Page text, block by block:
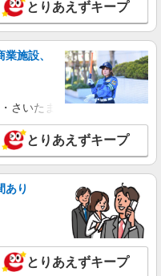
業少なめ☆住宅型有料の
〜400,000円 ・基本
円 ・資格手当：10,000〜
：10,000〜70,000円 ・処遇改
円（勤続年数、保有資格
残業手当：20,000円（10時
・夜勤手当：10,000円/1回
をお持ちの方
礎研修 ・初任者研修 ・実務
本町 最寄り駅：東神奈川
ムSTAFF＊無理なく、長
〜400,000円 ・基本
円 ・資格手当：10,000〜
10,000〜70,000円 ・処遇改
円（勤続年数、保有資格
とりあえずキープ
施設、
さいたま市岩槻区・久喜市・
とりあえずキープ
あり
とりあえずキープ